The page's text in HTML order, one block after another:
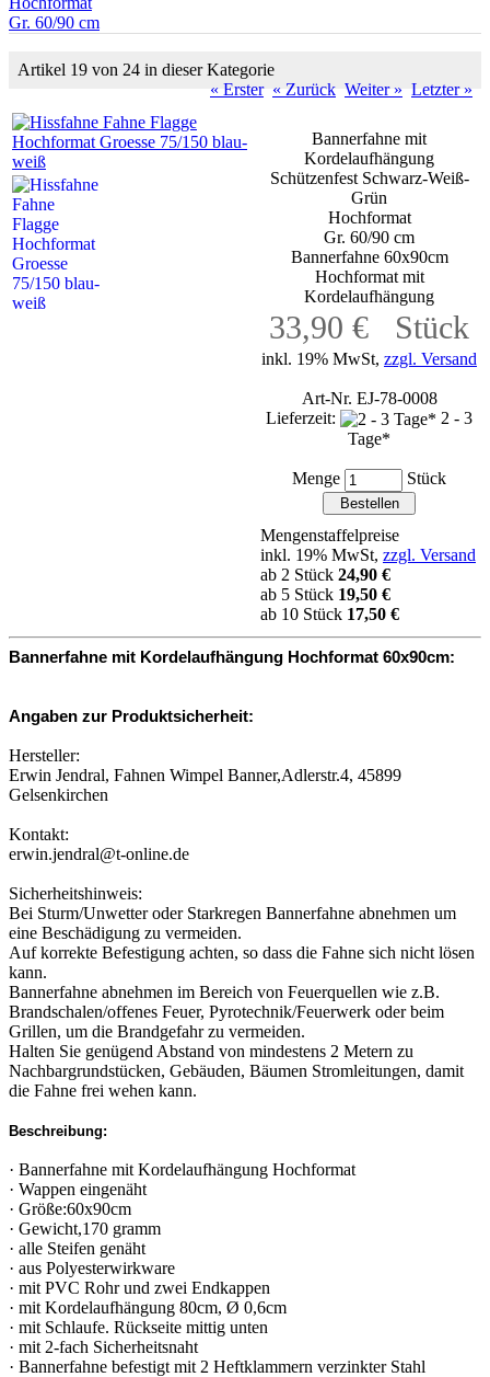
Gr. 60/90 cm
Artikel 19 von 24 in dieser Kategorie
« Erster « Zurück Weiter » Letzter »
Bannerfahne mit
Kordelaufhängung
Schützenfest Schwarz-Weiß-
Grün
Hochformat
Gr. 60/90 cm
Bannerfahne 60x90cm
Hochformat mit
Kordelaufhängung
33,90 € Stück
inkl. 19% MwSt, zzgl. Versand
Art-Nr. EJ-78-0008
Lieferzeit:
2 - 3
Tage*
Menge Stück
Mengenstaffelpreise
inkl. 19% MwSt, zzgl. Versand
ab 2 Stück 24,90 €
ab 5 Stück 19,50 €
ab 10 Stück 17,50 €
Bannerfahne mit Kordelaufhängung Hochformat 60x90cm:
Angaben zur Produktsicherheit:
Hersteller:
Erwin Jendral, Fahnen Wimpel Banner,Adlerstr.4, 45899
Gelsenkirchen
Kontakt:
erwin.jendral@t-online.de
Sicherheitshinweis:
Bei Sturm/Unwetter oder Starkregen Bannerfahne abnehmen um
eine Beschädigung zu vermeiden.
Auf korrekte Befestigung achten, so dass die Fahne sich nicht lösen
kann.
Bannerfahne abnehmen im Bereich von Feuerquellen wie z.B.
Brandschalen/offenes Feuer, Pyrotechnik/Feuerwerk oder beim
Grillen, um die Brandgefahr zu vermeiden.
Halten Sie genügend Abstand von mindestens 2 Metern zu
Nachbargrundstücken, Gebäuden, Bäumen Stromleitungen, damit
die Fahne frei wehen kann.
Beschreibung:
· Bannerfahne mit Kordelaufhängung Hochformat
· Wappen eingenäht
· Größe:60x90cm
· Gewicht,170 gramm
· alle Steifen genäht
· aus Polyesterwirkware
· mit PVC Rohr und zwei Endkappen
· mit Kordelaufhängung 80cm, Ø 0,6cm
· mit Schlaufe. Rückseite mittig unten
· mit 2-fach Sicherheitsnaht
· Bannerfahne befestigt mit 2 Heftklammern verzinkter Stahl